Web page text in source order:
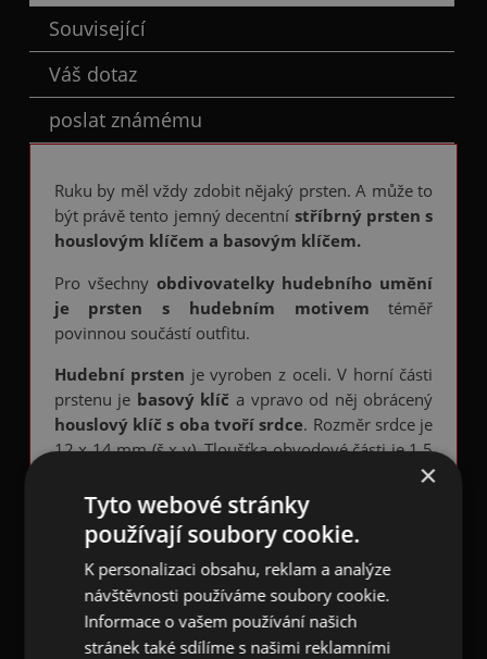
Související
Váš dotaz
poslat známému
Ruku by měl vždy zdobit nějaký prsten. A může to
být právě tento jemný decentní stříbrný prsten s
houslovým klíčem a basovým klíčem.
Pro všechny obdivovatelky hudebního umění
je prsten s hudebním motivem téměř
povinnou součástí outfitu.
Hudební prsten je vyroben z oceli. V horní části
prstenu je basový klíč a vpravo od něj obrácený
houslový klíč s oba tvoří srdce. Rozměr srdce je
12 x 14 mm (š x v). Tloušťka obvodové části je 1,5
Symbolizuje
lásku a vášeň k hudbě.
Chrirurgická nerez ocel je slitina nezpůsobující
žádné alergické reakce, má dlouhou živostnost,
stálý lesk, vysokou odolnost vůči potu a vodě.
Tyto šperky jsou proto velmi oblíbené, cenově
dostupné a vhodné pro každodenní nošení.
×
Tyto webové stránky
používají soubory cookie.
K personalizaci obsahu, reklam a analýze
návštěvnosti používáme soubory cookie.
Informace o vašem používání našich
stránek také sdílíme s našimi reklamními